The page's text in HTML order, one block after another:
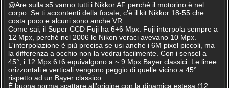
@Are sulla s5 vanno tutti i Nikkor AF perché il motorino è nel
corpo. Se ti accontenti della focale, c'è il kit Nikkor 18-55 che
costa poco e alcuni sono anche VR.
Come sai, il Super CCD Fuji ha 6+6 Mpx. Fuji interpola sempre a
12 Mpx, perché nel 2006 le Nikon veraci avevano 10 Mpx.
L'interpolazione è più precisa se usi anche i 6M pixel piccoli, ma
la differenza a occhio non la vedrai facilmente. Con i sensel a
45°, i 12 Mpx 6+6 equivalgono a ~ 9 Mpx Bayer classici. Le linee
orizzontali e verticali vengono peggio di quelle vicino a 45°
rispetto ad un Bayer classico.
È buona norma scattare all'origine con la dinamica estesa (12